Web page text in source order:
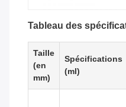
Tableau des
Taille
(en
mm)
Spécifications
(ml)